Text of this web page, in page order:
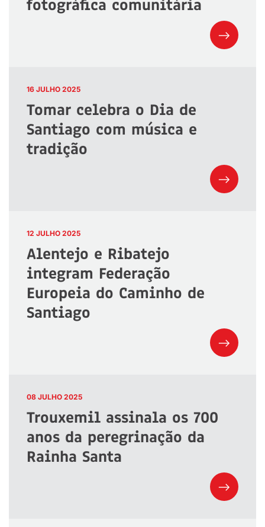
fotográfica comunitária
16 JULHO 2025
Tomar celebra o Dia de
Santiago com música e
tradição
12 JULHO 2025
Alentejo e Ribatejo
integram Federação
Europeia do Caminho de
Santiago
08 JULHO 2025
Trouxemil assinala os 700
anos da peregrinação da
Rainha Santa